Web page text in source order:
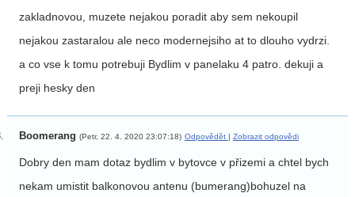
zakladnovou, muzete nejakou poradit aby sem nekoupil
nejakou zastaralou ale neco modernejsiho at to dlouho vydrzi.
a co vse k tomu potrebuji Bydlim v panelaku 4 patro. dekuji a
preji hesky den
Boomerang (Petr, 22. 4. 2020 23:07:18) Odpovědět | Zobrazit odpovědi
Dobry den mam dotaz bydlim v bytovce v přizemi a chtel bych
nekam umistit balkonovou antenu (bumerang)bohuzel na